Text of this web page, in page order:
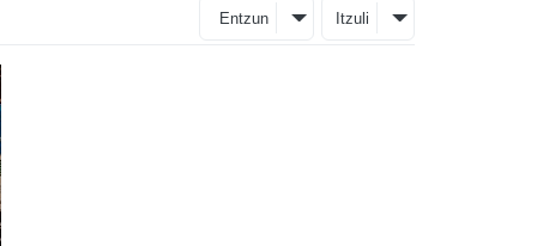
Entzun Itzuli